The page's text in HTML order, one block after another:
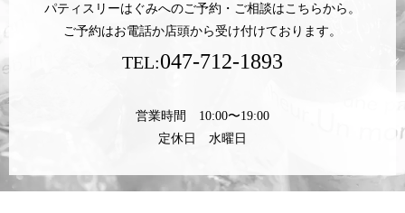
パティスリーはぐみへのご予約・ご相談はこちらから。
ご予約はお電話か店頭から受け付けております。
TEL:047-712-1893
営業時間 10:00〜19:00
定休日 水曜日